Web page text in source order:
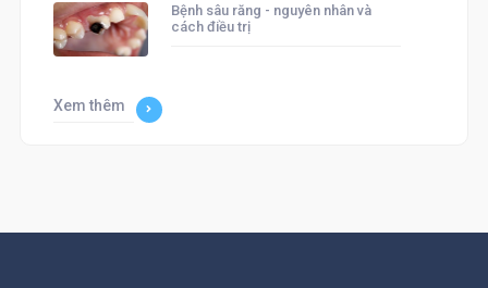
Bệnh sâu răng - nguyên nhân và
cách điều trị
Xem thêm